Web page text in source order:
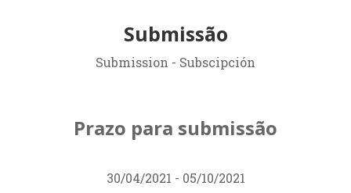
Submissão
Submission - Subscipción
Prazo para submissão
30/04/2021 - 05/10/2021